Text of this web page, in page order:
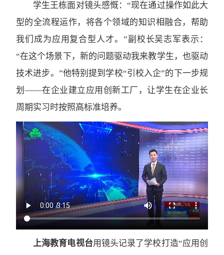
学生王栋面对镜头感慨：“现在通过操作如此大
型的全流程运作，将各个领域的知识相融合，帮助
我们成为应用复合型人才。”副校长吴志军表示：
“在这个场景下，新的问题驱动我来教学生，也驱动
技术进步。”他特别提到学校“引校入企”的下一步规
划——在企业建立应用创新工厂，让学生在企业长
周期实习时按照高标准培养。
上海教育电视台用镜头记录了学校打造“应用创